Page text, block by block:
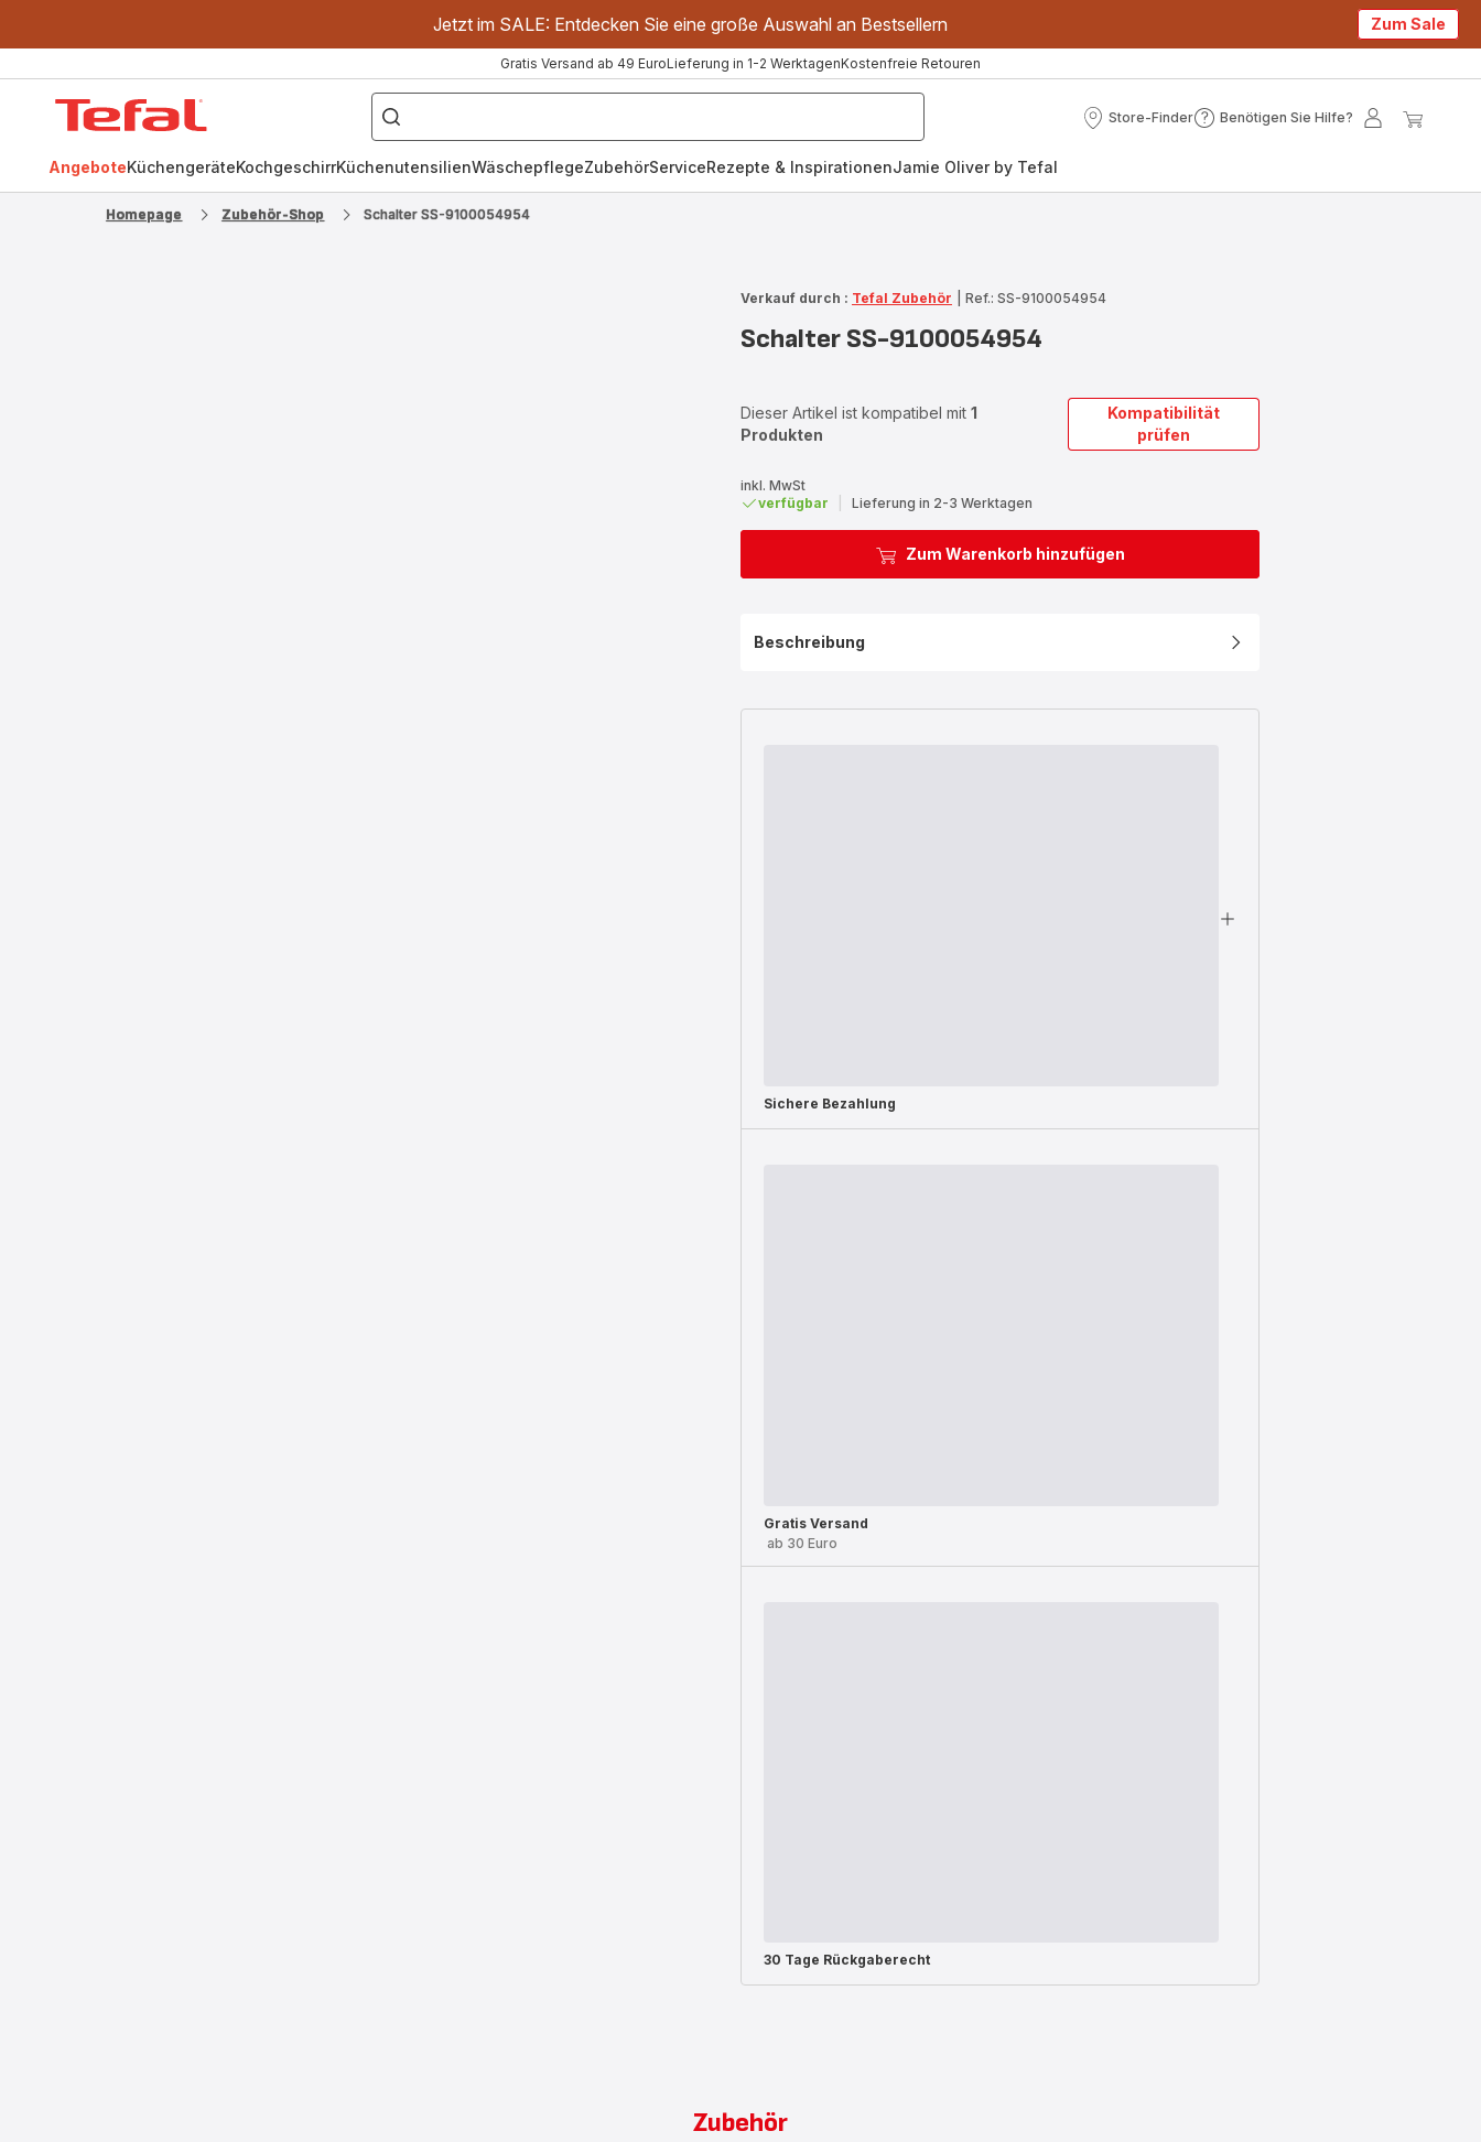
Jetzt im SALE: Entdecken Sie eine große Auswahl an Bestsellern Zum Sale
Gratis Versand ab 49 EuroLieferung in 1-2 WerktagenKostenfreie Retouren
["OptiGrill","Easy
Fry","Pfanne"]
Store-Finder
Store-
Benötigen Sie Hilfe?
Benötigen
Mein
AngeboteKüchengeräteKochgeschirrKüchenutensilienWäschepflegeZubehörServiceRezepte & InspirationenJamie Oliver by Tefal
Homepage Zubehör-Shop Schalter SS-9100054954
Verkauf durch : Tefal Zubehör Ref.: SS-9100054954
Schalter SS-9100054954
Dieser Artikel ist kompatibel mit 1
Produkten
Kompatibilität
prüfen
inkl. MwSt
verfügbar
Lieferung in 2-3 Werktagen
Zum Warenkorb hinzufügen
Beschreibung
Sichere Bezahlung
Gratis Versand
ab 30 Euro
30 Tage Rückgaberecht
Zubehör